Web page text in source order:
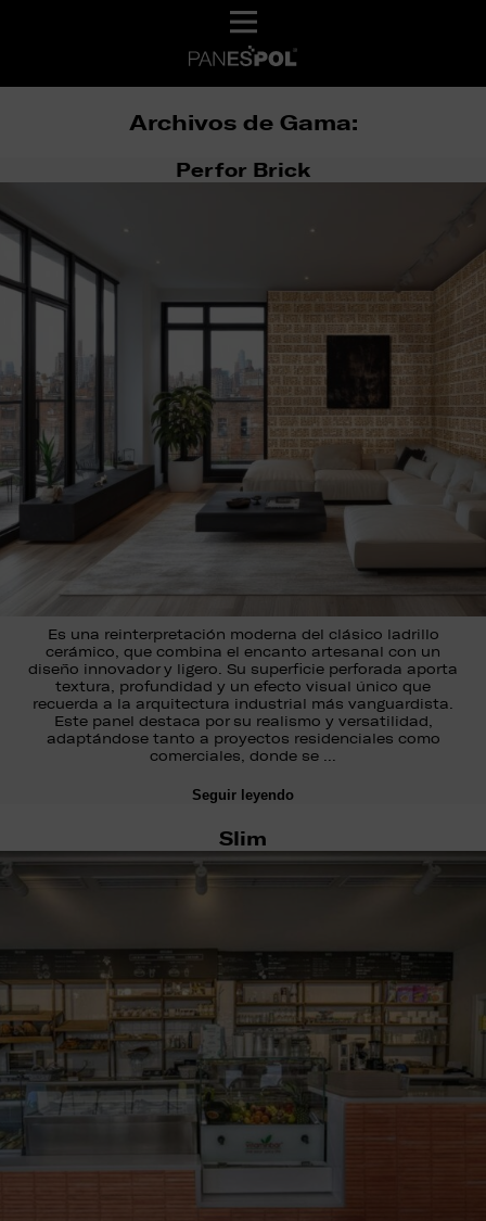
Archivos de Gama:
Perfor Brick
Es una reinterpretación moderna del clásico ladrillo
cerámico, que combina el encanto artesanal con un
diseño innovador y ligero. Su superficie perforada aporta
textura, profundidad y un efecto visual único que
recuerda a la arquitectura industrial más vanguardista.
Este panel destaca por su realismo y versatilidad,
adaptándose tanto a proyectos residenciales como
comerciales, donde se …
Seguir leyendo
Slim